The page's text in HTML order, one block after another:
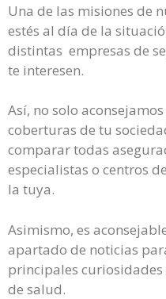
Una de las misiones de
estés al día de la
distintas empresas de
te interesen.
Así, no solo
coberturas de tu
comparar todas
especialistas o centros
la tuya.
Asimismo, es
apartado de noticias
principales
de salud.